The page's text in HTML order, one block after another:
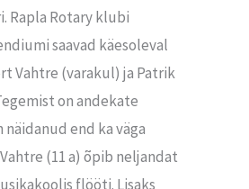
Rapla Rotary klubi
saavad käesoleval
Vahtre (varakul) ja Patrik
on andekate
end ka väga
(11 a) õpib neljandat
flööti. Lisaks